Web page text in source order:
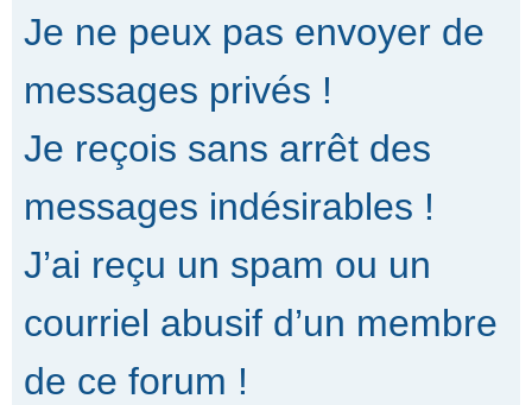
Je ne peux pas envoyer de
messages privés !
Je reçois sans arrêt des
messages indésirables !
J’ai reçu un spam ou un
courriel abusif d’un membre
de ce forum !